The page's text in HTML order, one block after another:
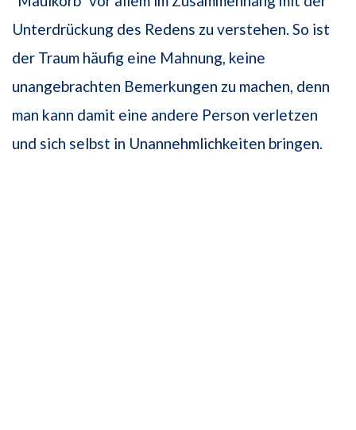
Unterdrückung des Redens zu verstehen. So ist
der Traum häufig eine Mahnung, keine
unangebrachten Bemerkungen zu machen, denn
man kann damit eine andere Person verletzen
und sich selbst in Unannehmlichkeiten bringen.